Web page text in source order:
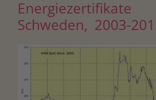
Schweden, 2003-